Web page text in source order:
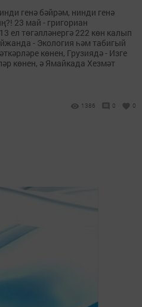
генә бәйрәм, нинди генә
23 май - григориан
ел төгәлләнергә 222 көн калып
- Экология һәм табигый
көнен, Грузиядә - Изге
көнен, ә Ямайкада Хезмәт
1386 0 0